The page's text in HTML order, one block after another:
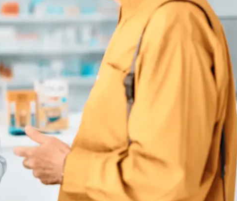
Cajamar Caieiras Franco da RochaFrancisco Morato Taboão da Serra